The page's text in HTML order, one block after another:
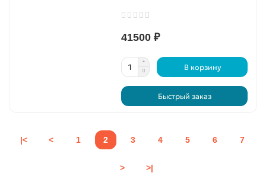
41500 ₽
В корзину
Быстрый заказ
|< < 1 2 3 4 5 6 7
> >|